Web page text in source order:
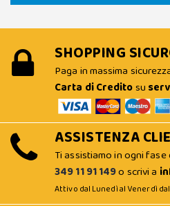
SHOPPING
Paga in massima
Carta di Creditosu
ASSISTENZA
Ti assistiamo in ogni
349 11 91 149o scrivi a
Attivo dal Lunedì al Venerdì